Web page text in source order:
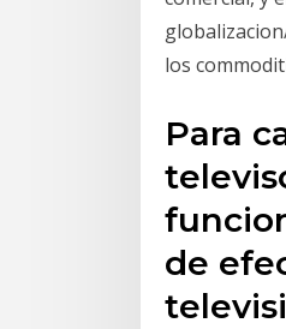
los
Para
de